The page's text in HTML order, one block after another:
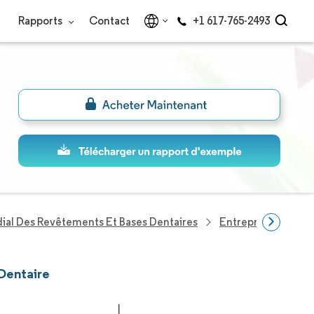
Rapports Contact +1 617-765-2493
Des Revêtements Et Bases Dentaires Entreprises Du